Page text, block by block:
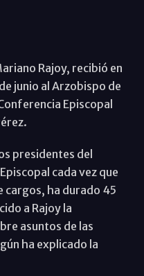
Rajoy, recibió en
junio al Arzobispo de
Episcopal
presidentes del
cada vez que
cargos, ha durado 45
a Rajoy la
asuntos de las
ha explicado la